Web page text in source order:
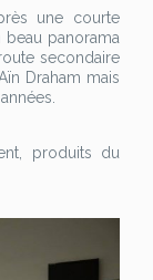
une courte
beau panorama
secondaire
Draham mais
produits du